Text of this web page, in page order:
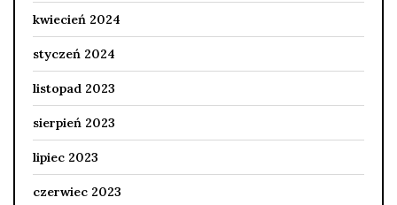
kwiecień 2024
styczeń 2024
listopad 2023
sierpień 2023
lipiec 2023
czerwiec 2023